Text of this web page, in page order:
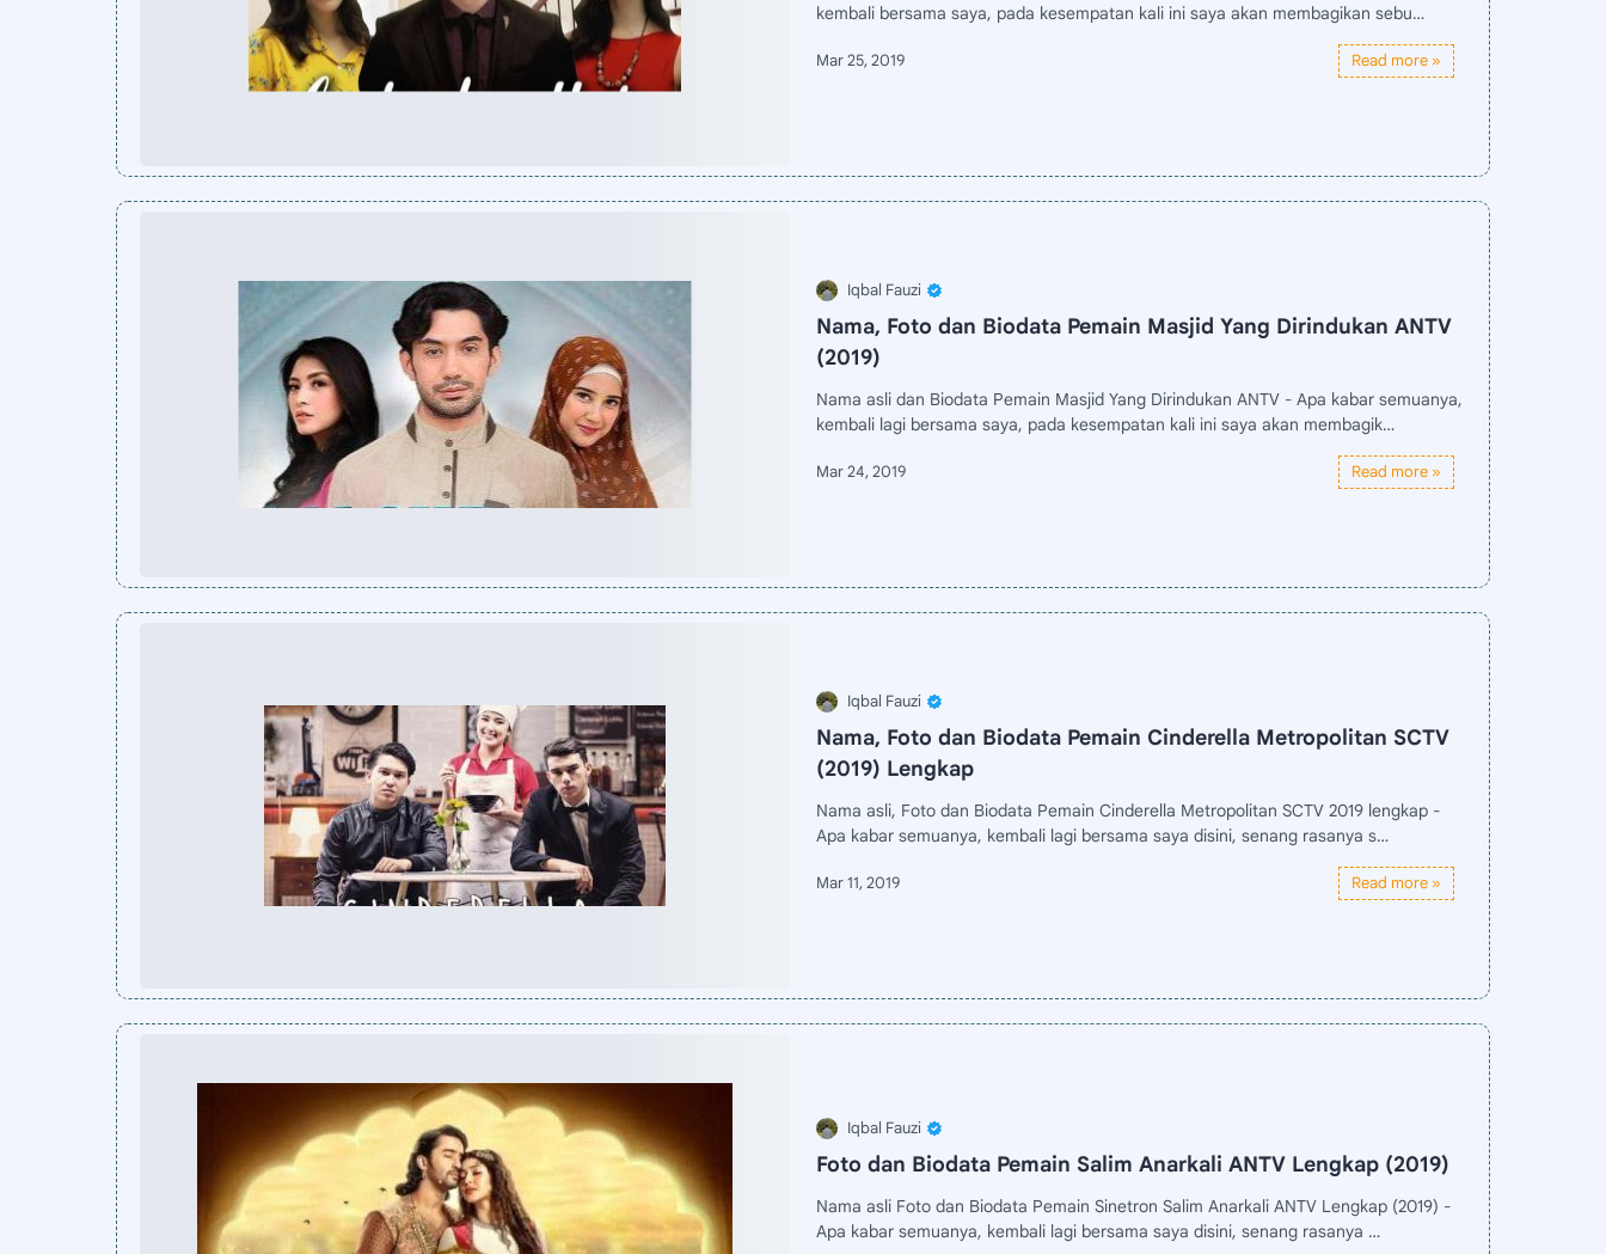
kembali bersama saya, pada kesempatan kali ini saya akan membagikan sebu…
Nama, Foto dan Biodata Pemain Masjid Yang Dirindukan ANTV
(2019)
Nama asli dan Biodata Pemain Masjid Yang Dirindukan ANTV - Apa kabar semuanya,
kembali lagi bersama saya, pada kesempatan kali ini saya akan membagik…
Nama, Foto dan Biodata Pemain Cinderella Metropolitan SCTV
(2019) Lengkap
Nama asli, Foto dan Biodata Pemain Cinderella Metropolitan SCTV 2019 lengkap -
Apa kabar semuanya, kembali lagi bersama saya disini, senang rasanya s…
Foto dan Biodata Pemain Salim Anarkali ANTV Lengkap (2019)
Nama asli Foto dan Biodata Pemain Sinetron Salim Anarkali ANTV Lengkap (2019) -
Apa kabar semuanya, kembali lagi bersama saya disini, senang rasanya …